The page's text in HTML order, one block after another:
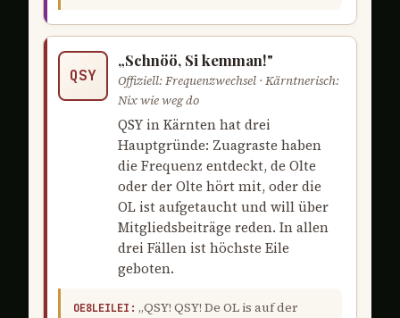
QSY
„Schnöö, Si kemman!"
Offiziell: Frequenzwechsel · Kärntnerisch:
Nix wie weg do
QSY in Kärnten hat drei
Hauptgründe: Zuagraste haben
die Frequenz entdeckt, de Olte
oder der Olte hört mit, oder die
OL ist aufgetaucht und will über
Mitgliedsbeiträge reden. In allen
drei Fällen ist höchste Eile
geboten.
OE8LEILEI: „QSY! QSY! De OL is auf der